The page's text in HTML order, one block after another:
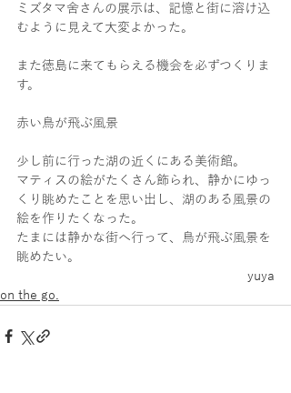
ミズタマ舍さんの展示は、記憶と街に溶け込
むように見えて大変よかった。
また徳島に来てもらえる機会を必ずつくりま
す。
赤い鳥が飛ぶ風景
少し前に行った湖の近くにある美術館。
マティスの絵がたくさん飾られ、静かにゆっ
くり眺めたことを思い出し、湖のある風景の
絵を作りたくなった。
たまには静かな街へ行って、鳥が飛ぶ風景を
眺めたい。
yuya
on the go.